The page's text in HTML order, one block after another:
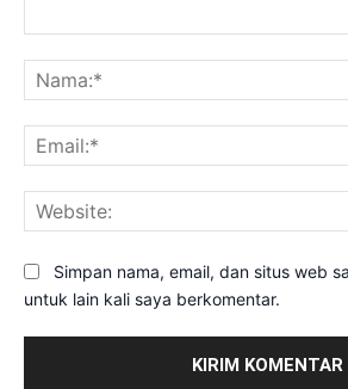
Simpan nama, email, dan situs web
untuk lain kali saya berkomentar.